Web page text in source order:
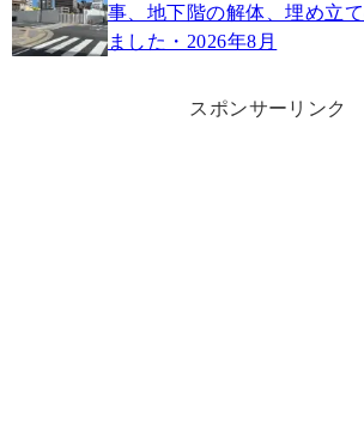
事、地下階の解体、埋め立
ました・2026年8月
スポンサーリンク